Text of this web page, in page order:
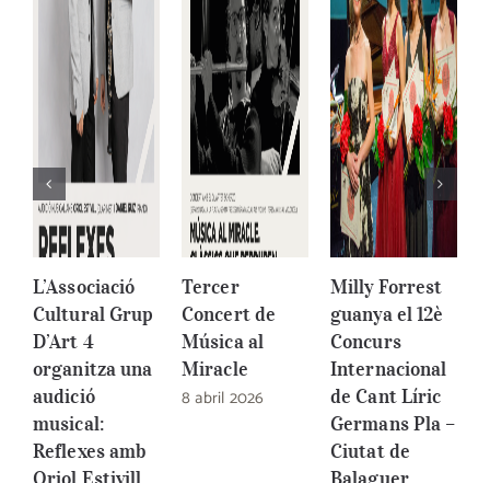
L’Associació
Cultural Grup
D’Art 4
organitza una
audició
musical:
Reflexes amb
Tercer
Concert de
Música al
Miracle
8 abril 2026
Milly Forrest
guanya el 12è
Concurs
Internacional
de Cant Líric
Germans Pla –
Ciutat de